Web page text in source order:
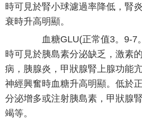
時可見於腎小球濾過率降低，腎
衰時升高明顯。
血糖GLU(正常值3。9-7
時可見於胰島素分泌缺乏，激素
病，胰腺炎，甲狀腺腎上腺功能
神經興奮時血糖升高明顯。低於
分泌增多或注射胰島素，甲狀腺
竭等。